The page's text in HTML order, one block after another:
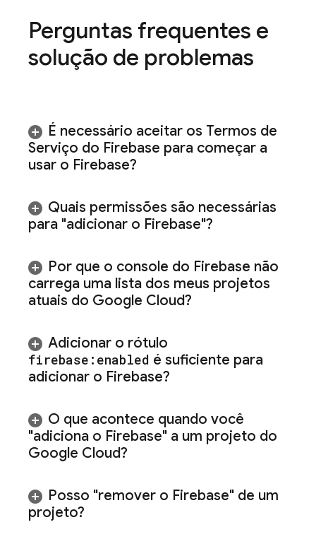
Perguntas frequentes e
solução de problemas
É necessário aceitar os Termos de
Serviço do Firebase para começar a
usar o Firebase?
Quais permissões são necessárias
para "adicionar o Firebase"?
Por que o console do Firebase não
carrega uma lista dos meus projetos
atuais do Google Cloud?
Adicionar o rótulo
firebase:enabled é suficiente para
adicionar o Firebase?
O que acontece quando você
"adiciona o Firebase" a um projeto do
Google Cloud?
Posso "remover o Firebase" de um
projeto?